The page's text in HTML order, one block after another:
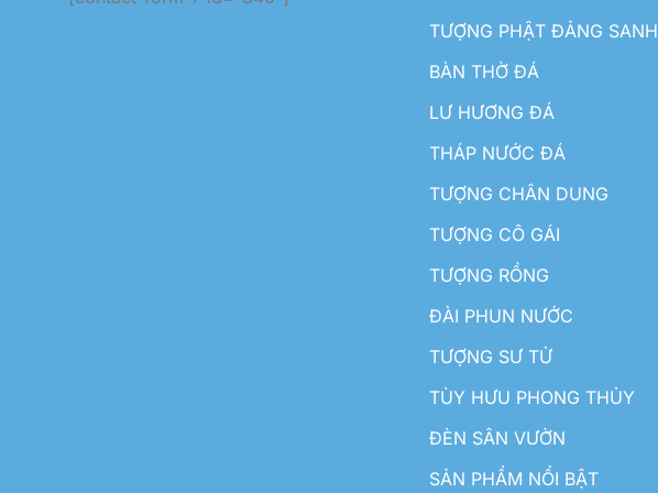
TƯỢNG PHẬT ĐẢNG SANH
BÀN THỜ ĐÁ
LƯ HƯƠNG ĐÁ
THÁP NƯỚC ĐÁ
TƯỢNG CHÂN DUNG
TƯỢNG CÔ GÁI
TƯỢNG RỒNG
ĐÀI PHUN NƯỚC
TƯỢNG SƯ TỬ
TÙY HƯU PHONG THỦY
ĐÈN SÂN VƯỜN
SẢN PHẨM NỔI BẬT